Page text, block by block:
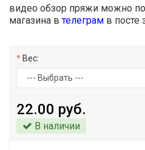
видео обзор пряжи можно
магазина в телеграм в посте
Вес:
22.00 руб.
В наличии